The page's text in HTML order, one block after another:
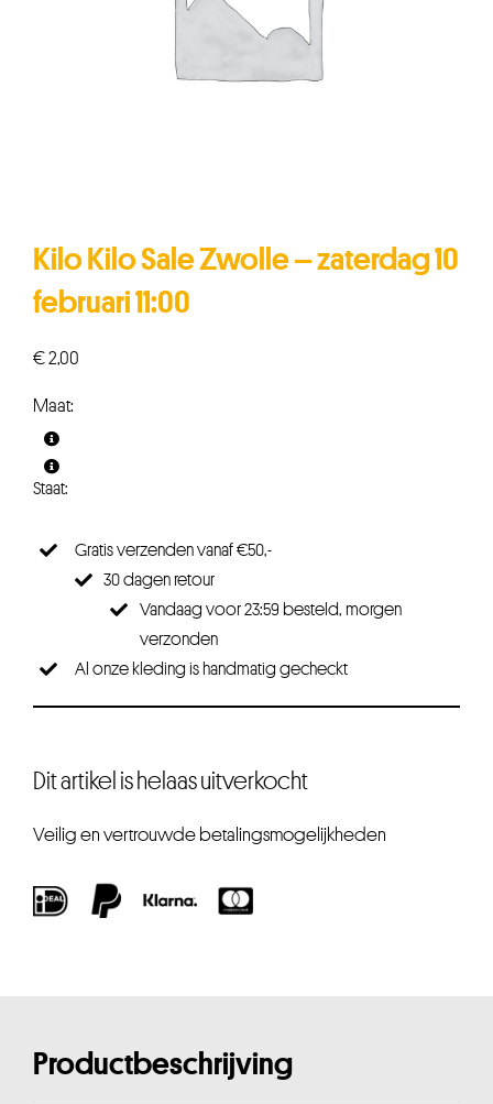
Kilo Kilo Sale Zwolle – zaterdag 10
februari 11:00
€2,00
Maat:
Gratis verzenden vanaf €50,-
30 dagen retour
Vandaag voor 23:59 besteld, morgen
verzonden
Al onze kleding is handmatig gecheckt
Dit artikel is helaas uitverkocht
Veilig en vertrouwde betalingsmogelijkheden
Productbeschrijving